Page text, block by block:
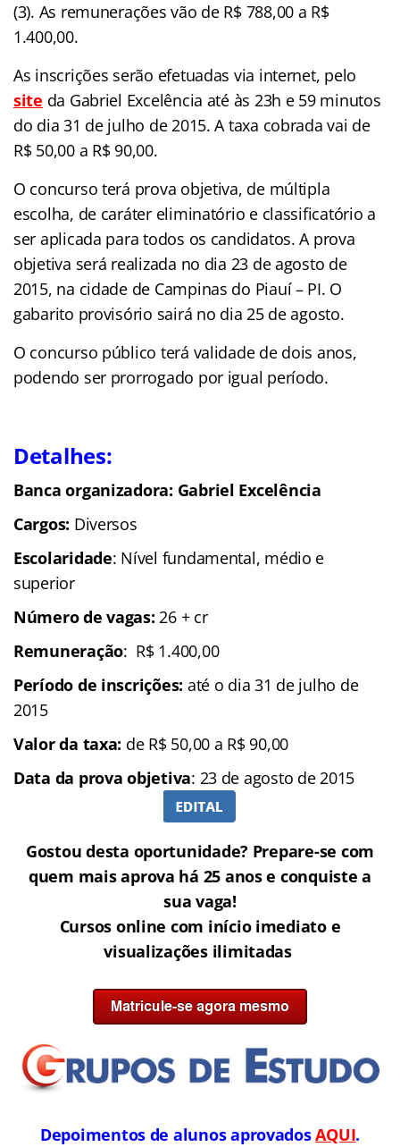
(3). As remunerações vão de R$ 788,00 a R$
1.400,00.
As inscrições serão efetuadas via internet, pelo
site da Gabriel Excelência até às 23h e 59 minutos
do dia 31 de julho de 2015. A taxa cobrada vai de
R$ 50,00 a R$ 90,00.
O concurso terá prova objetiva, de múltipla
escolha, de caráter eliminatório e classificatório a
ser aplicada para todos os candidatos. A prova
objetiva será realizada no dia 23 de agosto de
2015, na cidade de Campinas do Piauí – PI. O
gabarito provisório sairá no dia 25 de agosto.
O concurso público terá validade de dois anos,
podendo ser prorrogado por igual período.
Detalhes:
Banca organizadora: Gabriel Excelência
Cargos: Diversos
Escolaridade: Nível fundamental, médio e
superior
Número de vagas: 26 + cr
Remuneração: R$ 1.400,00
Período de inscrições: até o dia 31 de julho de
2015
Valor da taxa: de R$ 50,00 a R$ 90,00
Data da prova objetiva: 23 de agosto de 2015
Gostou desta oportunidade? Prepare-se com
quem mais aprova há 25 anos e conquiste a
sua vaga!
Cursos online com início imediato e
visualizações ilimitadas
Depoimentos de alunos aprovadosAQUI.